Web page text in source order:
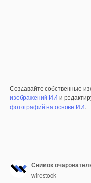
Создавайте собственные
изображений ИИ и
фотографий на основе ИИ.
wirestock